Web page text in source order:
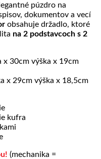
púzdro na
dokumentov a vecí
obsahuje držadlo, ktoré
na 2 podstavcoch s 2
x 30cm výška x 19cm
x 29cm výška x 18,5cm
kufra
(mechanika =